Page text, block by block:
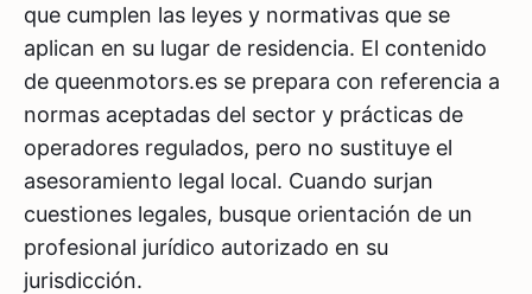
que cumplen las leyes y normativas que se
aplican en su lugar de residencia. El contenido
de queenmotors.es se prepara con referencia a
normas aceptadas del sector y prácticas de
operadores regulados, pero no sustituye el
asesoramiento legal local. Cuando surjan
cuestiones legales, busque orientación de un
profesional jurídico autorizado en su
jurisdicción.